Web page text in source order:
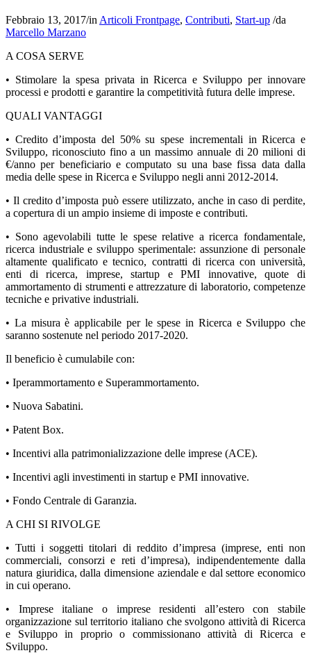
Febbraio 13, 2017/in Articoli Frontpage, Contributi, Start-up /da
Marcello Marzano
A COSA SERVE
• Stimolare la spesa privata in Ricerca e Sviluppo per innovare
processi e prodotti e garantire la competitività futura delle imprese.
QUALI VANTAGGI
• Credito d’imposta del 50% su spese incrementali in Ricerca e
Sviluppo, riconosciuto fino a un massimo annuale di 20 milioni di
€/anno per beneficiario e computato su una base fissa data dalla
media delle spese in Ricerca e Sviluppo negli anni 2012-2014.
• Il credito d’imposta può essere utilizzato, anche in caso di perdite,
a copertura di un ampio insieme di imposte e contributi.
• Sono agevolabili tutte le spese relative a ricerca fondamentale,
ricerca industriale e sviluppo sperimentale: assunzione di personale
altamente qualificato e tecnico, contratti di ricerca con università,
enti di ricerca, imprese, startup e PMI innovative, quote di
ammortamento di strumenti e attrezzature di laboratorio, competenze
tecniche e privative industriali.
• La misura è applicabile per le spese in Ricerca e Sviluppo che
saranno sostenute nel periodo 2017-2020.
Il beneficio è cumulabile con:
• Iperammortamento e Superammortamento.
• Nuova Sabatini.
• Patent Box.
• Incentivi alla patrimonializzazione delle imprese (ACE).
• Incentivi agli investimenti in startup e PMI innovative.
• Fondo Centrale di Garanzia.
A CHI SI RIVOLGE
• Tutti i soggetti titolari di reddito d’impresa (imprese, enti non
commerciali, consorzi e reti d’impresa), indipendentemente dalla
natura giuridica, dalla dimensione aziendale e dal settore economico
in cui operano.
• Imprese italiane o imprese residenti all’estero con stabile
organizzazione sul territorio italiano che svolgono attività di Ricerca
e Sviluppo in proprio o commissionano attività di Ricerca e
Sviluppo.